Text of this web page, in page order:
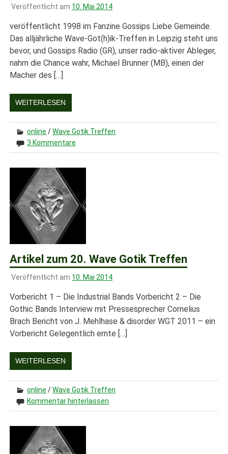
Veröffentlicht am 10. Mai 2014
veröffentlicht 1998 im Fanzine Gossips Liebe Gemeinde.
Das alljährliche Wave-Got(h)ik-Treffen in Leipzig steht uns
bevor, und Gossips Radio (GR), unser radio-aktiver Ableger,
nahm die Chance wahr, Michael Brunner (MB), einen der
Macher des […]
WEITERLESEN
online /Wave Gotik Treffen
3 Kommentare
Artikel zum 20. Wave Gotik Treffen
Veröffentlicht am 10. Mai 2014
Vorbericht 1 – Die Industrial Bands Vorbericht 2 – Die
Gothic Bands Interview mit Pressesprecher Cornelius
Brach Bericht von J. Mehlhase & disorder WGT 2011 – ein
Vorbericht Gelegentlich ernte […]
WEITERLESEN
online /Wave Gotik Treffen
Kommentar hinterlassen